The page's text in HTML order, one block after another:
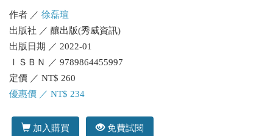
作者 ／ 徐磊瑄
出版社 ／ 釀出版(秀威資訊)
出版日期 ／ 2022-01
ＩＳＢＮ ／ 9789864455997
定價 ／ NT$ 260
優惠價 ／ NT$ 234
加入購買 免費試閱